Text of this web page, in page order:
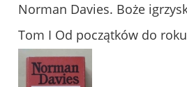
Norman Davies. Boże
Tom I Od początków do